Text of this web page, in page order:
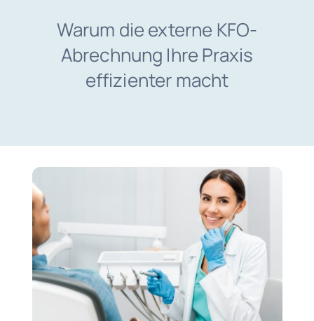
Warum die externe KFO-
Abrechnung Ihre Praxis
effizienter macht